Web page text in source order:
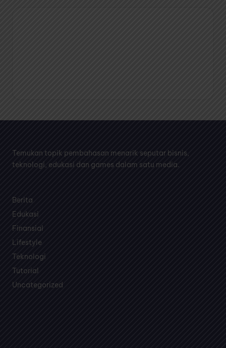
Temukan topik pembahasan menarik seputar bisnis,
teknologi, edukasi dan games dalam satu media.